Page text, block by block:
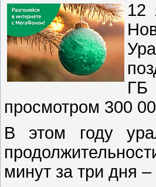
12
ГБ
просмотром 300
В этом году
минут за три дня